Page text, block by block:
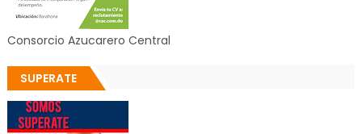
Consorcio Azucarero Central
SUPERATE